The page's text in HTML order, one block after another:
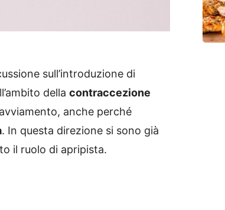
sull’introduzione di
della contraccezione
anche perché
. In questa direzione si sono già
il ruolo di apripista.